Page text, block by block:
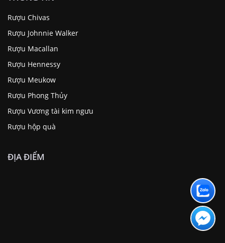
Rượu Chivas
Rượu Johnnie Walker
Rượu Macallan
Rượu Hennessy
Rượu Meukow
Rượu Phong Thủy
Rượu Vương tài kim ngưu
Rượu hộp quà
ĐỊA ĐIỂM